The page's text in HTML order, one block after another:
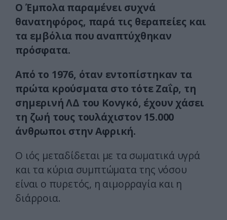
Ο Έμπολα παραμένει συχνά
θανατηφόρος, παρά τις θεραπείες και
τα εμβόλια που αναπτύχθηκαν
πρόσφατα.
Από το 1976, όταν εντοπίστηκαν τα
πρώτα κρούσματα στο τότε Ζαΐρ, τη
σημερινή ΛΔ του Κονγκό, έχουν χάσει
τη ζωή τους τουλάχιστον 15.000
άνθρωποι στην Αφρική.
Ο ιός μεταδίδεται με τα σωματικά υγρά
και τα κύρια συμπτώματα της νόσου
είναι ο πυρετός, η αιμορραγία και η
διάρροια.